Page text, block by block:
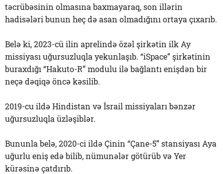
təcrübəsinin olmasına baxmayaraq, son illərin
hadisələri bunun heç də asan olmadığını ortaya çıxarıb.
Belə ki, 2023-cü ilin aprelində özəl şirkətin ilk Ay
missiyası uğursuzluqla yekunlaşıb. “iSpace” şirkətinin
buraxdığı “Hakuto-R” modulu ilə bağlantı enişdən bir
neçə dəqiqə öncə kəsilib.
2019-cu ildə Hindistan və İsrail missiyaları bənzər
uğursuzluqla üzləşiblər.
Bununla belə, 2020-ci ildə Çinin “Çane-5” stansiyası Aya
uğurlu eniş edə bilib, nümunələr götürüb və Yer
kürəsinə çatdırıb.